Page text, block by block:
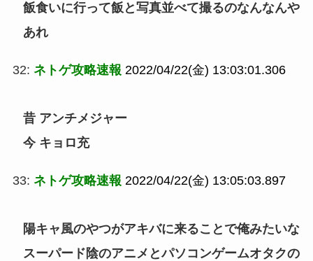
飯食いに行って飯と写真並べて撮るのなんなんや
あれ
32: ネトゲ攻略速報 2022/04/22(金) 13:03:01.306
昔 アンチメジャー
今 キョロ充
33: ネトゲ攻略速報 2022/04/22(金) 13:05:03.897
陽キャ風のやつがアキバに来ることで俺みたいな
スーパード陰のアニメとパソコンゲームオタクの